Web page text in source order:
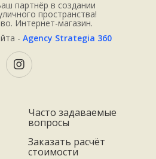
партнёр в создании
пространства!
Интернет-магазин.
- Agency Strategia 360
Часто задаваемые
вопросы
Заказать расчёт
стоимости